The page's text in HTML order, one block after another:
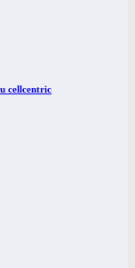
cellcentric